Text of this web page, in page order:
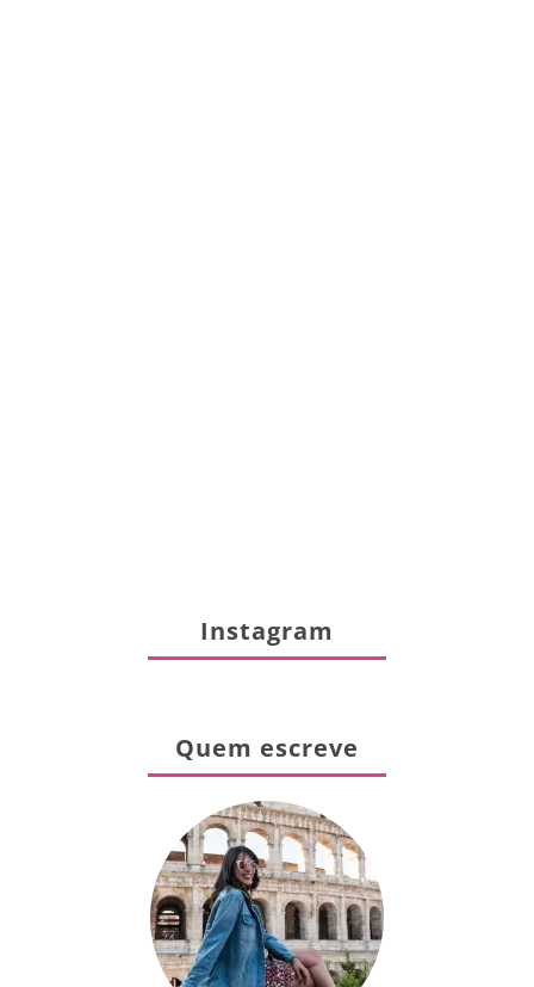
Instagram
Quem escreve